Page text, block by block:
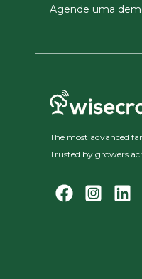
Agende uma
The most advanced
Trusted by growers